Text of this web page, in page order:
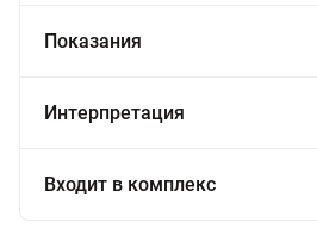
Показания
Интерпретация
Входит в комплекс